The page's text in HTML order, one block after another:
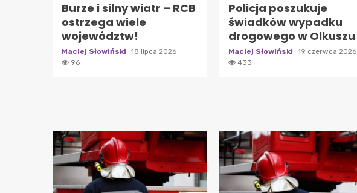
Burze i silny wiatr – RCB
ostrzega wiele
województw!
Maciej Słowiński
18 lipca 2026
96
Policja poszukuje
świadków wypadku
drogowego w Olkuszu
Maciej Słowiński
19 czerwca 2026
433